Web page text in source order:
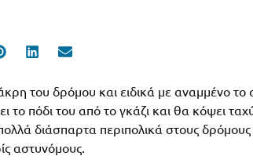
Share
Share
του δρόμου και ειδικά με αναμμένο
πόδι του από το γκάζι και θα κόψει
διάσπαρτα περιπολικά στους
αστυνόμους.